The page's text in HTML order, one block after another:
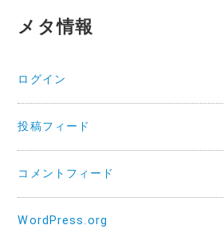
メタ情報
ログイン
投稿フィード
コメントフィード
WordPress.org